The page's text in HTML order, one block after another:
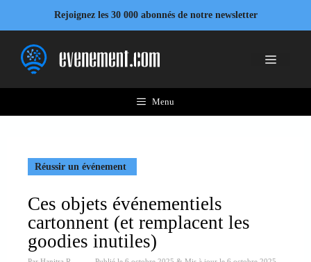
contenu
Rejoignez les 30 000 abonnés de notre newsletter
Menu
Menu
Réussir un événement
Ces objets événementiels
cartonnent (et remplacent les
goodies inutiles)